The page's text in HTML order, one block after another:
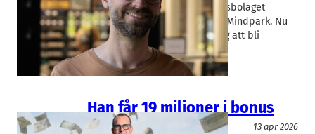
bland annat grundat matsvinnsbolaget
Rscued och coworking-kedjan Mindpark. Nu
ska han hjälpa svenska företag att bli
klimatneutrala.
Han får 19 miljoner i bonus
Miljöteknik
13 apr 2026